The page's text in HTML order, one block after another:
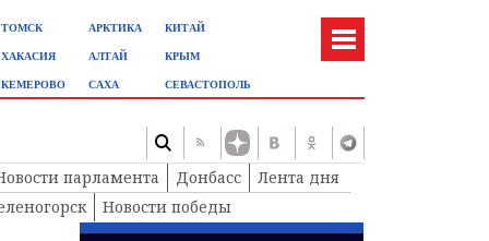
ТОМСК
ХАКАСИЯ
КЕМЕРОВО
АРКТИКА
АЛТАЙ
САХА
КИТАЙ
КРЫМ
СЕВАСТОПОЛЬ
парламента Донбасс
Лента дня
Новости победы